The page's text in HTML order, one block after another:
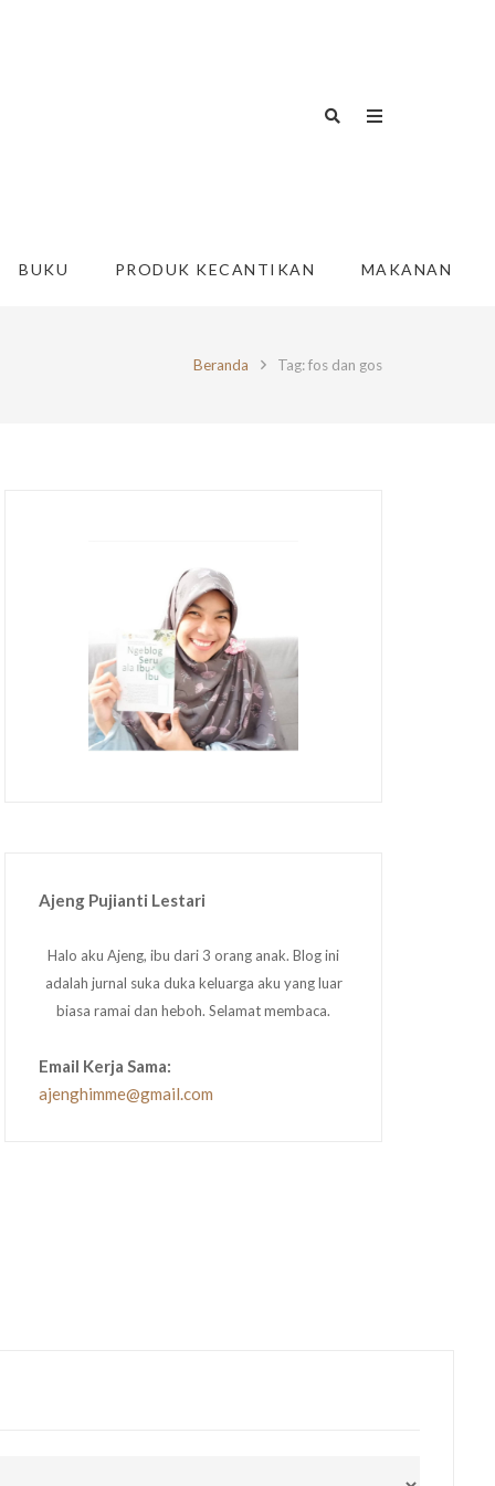
BUKU PRODUK KECANTIKAN MAKANAN
Beranda Tag: fos dan gos
Ajeng Pujianti Lestari
Halo aku Ajeng, ibu dari 3 orang anak. Blog ini
adalah jurnal suka duka keluarga aku yang luar
biasa ramai dan heboh. Selamat membaca.
Email Kerja Sama:
ajenghimme@gmail.com